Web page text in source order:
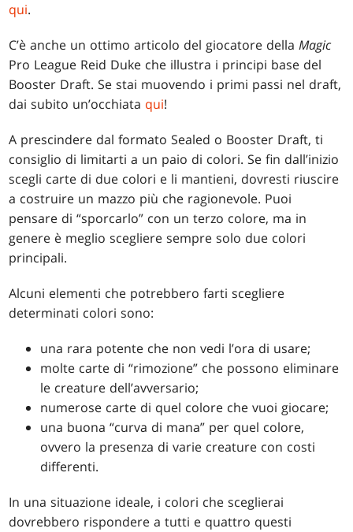
qui.
C’è anche un ottimo articolo del giocatore dellaMagic
Pro League Reid Duke che illustra i principi base del
Booster Draft. Se stai muovendo i primi passi nel draft,
dai subito un’occhiata qui!
A prescindere dal formato Sealed o Booster Draft, ti
consiglio di limitarti a un paio di colori. Se fin dall’inizio
scegli carte di due colori e li mantieni, dovresti riuscire
a costruire un mazzo più che ragionevole. Puoi
pensare di “sporcarlo” con un terzo colore, ma in
genere è meglio scegliere sempre solo due colori
principali.
Alcuni elementi che potrebbero farti scegliere
determinati colori sono:
una rara potente che non vedi l’ora di usare;
molte carte di “rimozione” che possono eliminare
le creature dell’avversario;
numerose carte di quel colore che vuoi giocare;
una buona “curva di mana” per quel colore,
ovvero la presenza di varie creature con costi
differenti.
In una situazione ideale, i colori che sceglierai
dovrebbero rispondere a tutti e quattro questi